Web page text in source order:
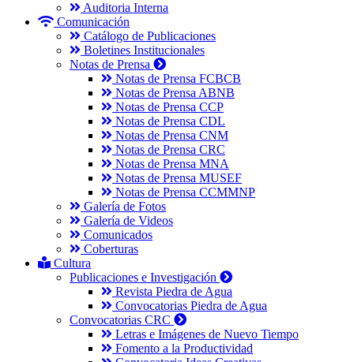
Auditoria Interna
Comunicación
Catálogo de Publicaciones
Boletines Institucionales
Notas de Prensa
Notas de Prensa FCBCB
Notas de Prensa ABNB
Notas de Prensa CCP
Notas de Prensa CDL
Notas de Prensa CNM
Notas de Prensa CRC
Notas de Prensa MNA
Notas de Prensa MUSEF
Notas de Prensa CCMMNP
Galería de Fotos
Galería de Videos
Comunicados
Coberturas
Cultura
Publicaciones e Investigación
Revista Piedra de Agua
Convocatorias Piedra de Agua
Convocatorias CRC
Letras e Imágenes de Nuevo Tiempo
Fomento a la Productividad